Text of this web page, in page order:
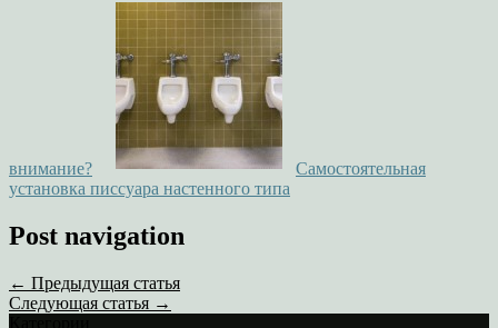
внимание?
Самостоятельная
установка писсуара настенного типа
Post navigation
← Предыдущая статья
Следующая статья →